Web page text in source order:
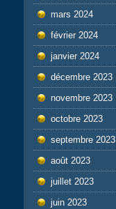
mars 2024
février 2024
janvier 2024
décembre 2023
novembre 2023
octobre 2023
septembre 2023
août 2023
juillet 2023
juin 2023